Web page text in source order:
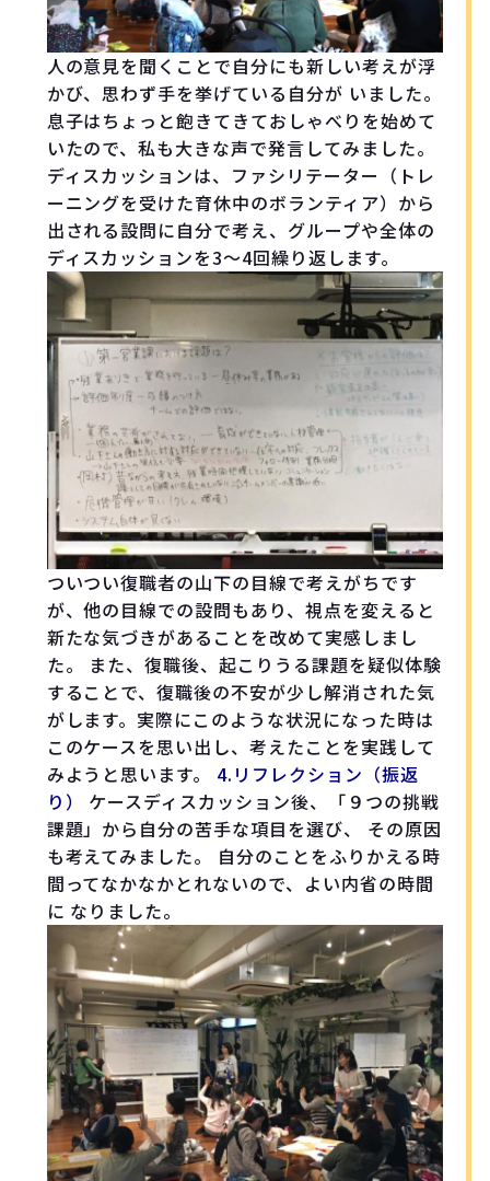
人の意見を聞くことで自分にも新しい考えが浮
かび、思わず手を挙げている自分が いました。
息子はちょっと飽きてきておしゃべりを始めて
いたので、私も大きな声で発言してみました。
ディスカッションは、ファシリテーター（トレ
ーニングを受けた育休中のボランティア）から
出される設問に自分で考え、グループや全体の
ディスカッションを3〜4回繰り返します。
ついつい復職者の山下の目線で考えがちです
が、他の目線での設問もあり、視点を変えると
新たな気づきがあることを改めて実感しまし
た。 また、復職後、起こりうる課題を疑似体験
することで、復職後の不安が少し解消された気
がします。実際にこのような状況になった時は
このケースを思い出し、考えたことを実践して
みようと思います。 4.リフレクション（振返
り）
ケースディスカッション後、「９つの挑戦
課題」から自分の苦手な項目を選び、 その原因
も考えてみました。 自分のことをふりかえる時
間ってなかなかとれないので、よい内省の時間
に なりました。